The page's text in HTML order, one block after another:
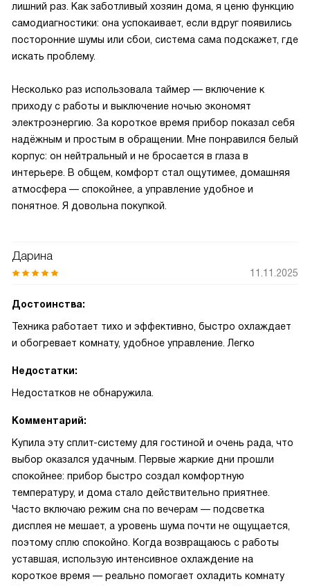
лишний раз. Как заботливый хозяин дома, я ценю функцию
самодиагностики: она успокаивает, если вдруг появились
посторонние шумы или сбои, система сама подскажет, где
искать проблему.
Несколько раз использовала таймер — включение к
приходу с работы и выключение ночью экономят
электроэнергию. За короткое время прибор показал себя
надёжным и простым в обращении. Мне понравился белый
корпус: он нейтральный и не бросается в глаза в
интерьере. В общем, комфорт стал ощутимее, домашняя
атмосфера — спокойнее, а управление удобное и
понятное. Я довольна покупкой.
Дарина
11.11.2025
Достоинства:
Техника работает тихо и эффективно, быстро охлаждает
и обогревает комнату, удобное управление. Легко
Недостатки:
Недостатков не обнаружила.
Комментарий:
Купила эту сплит-систему для гостиной и очень рада, что
выбор оказался удачным. Первые жаркие дни прошли
спокойнее: прибор быстро создал комфортную
температуру, и дома стало действительно приятнее.
Часто включаю режим сна по вечерам — подсветка
дисплея не мешает, а уровень шума почти не ощущается,
поэтому сплю спокойно. Когда возвращаюсь с работы
уставшая, использую интенсивное охлаждение на
короткое время — реально помогает охладить комнату